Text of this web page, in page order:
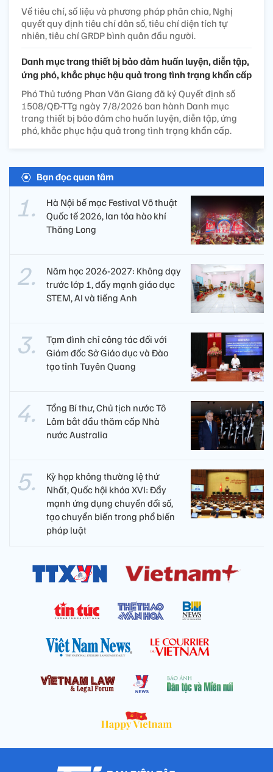
Về tiêu chí, số liệu và phương pháp phân chia, Nghị
quyết quy định tiêu chí dân số, tiêu chí diện tích tự
nhiên, tiêu chí GRDP bình quân đầu người.
Danh mục trang thiết bị bảo đảm huấn luyện, diễn tập,
ứng phó, khắc phục hậu quả trong tình trạng khẩn cấp
Phó Thủ tướng Phan Văn Giang đã ký Quyết định số
1508/QĐ-TTg ngày 7/8/2026 ban hành Danh mục
trang thiết bị bảo đảm cho huấn luyện, diễn tập, ứng
phó, khắc phục hậu quả trong tình trạng khẩn cấp.
Bạn đọc quan tâm
Hà Nội bế mạc Festival Võ thuật
Quốc tế 2026, lan tỏa hào khí
Thăng Long
Năm học 2026-2027: Không dạy
trước lớp 1, đẩy mạnh giáo dục
STEM, AI và tiếng Anh
Tạm đình chỉ công tác đối với
Giám đốc Sở Giáo dục và Đào
tạo tỉnh Tuyên Quang
Tổng Bí thư, Chủ tịch nước Tô
Lâm bắt đầu thăm cấp Nhà
nước Australia
Kỳ họp không thường lệ thứ
Nhất, Quốc hội khóa XVI: Đẩy
mạnh ứng dụng chuyển đổi số,
tạo chuyển biến trong phổ biến
pháp luật